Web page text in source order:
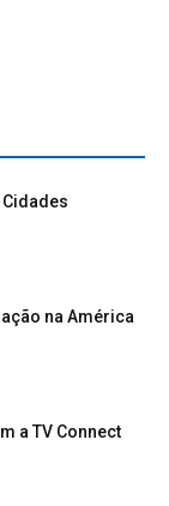
na América
a TV Connect